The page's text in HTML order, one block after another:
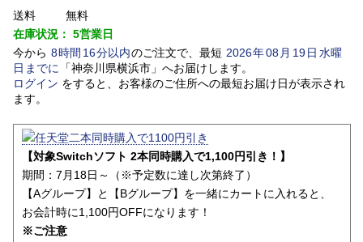
送料
無料
在庫状況： 5営業日
今から 8時間 16分以内のご注文で、最短 2026年08 月 19日水曜
日 までに 「神奈川県横浜市」 へお届けします。
ログイン をすると、お客様のご住所への最短お届け日が表示され
ます。
【対象Switchソフト 2本同時購入で1,100円引き！】
期間：7月18日～（※予定数に達し次第終了）
【Aグループ】と【Bグループ】を一緒にカートに入れると、
お会計時に1,100円OFFになります！
※ご注意